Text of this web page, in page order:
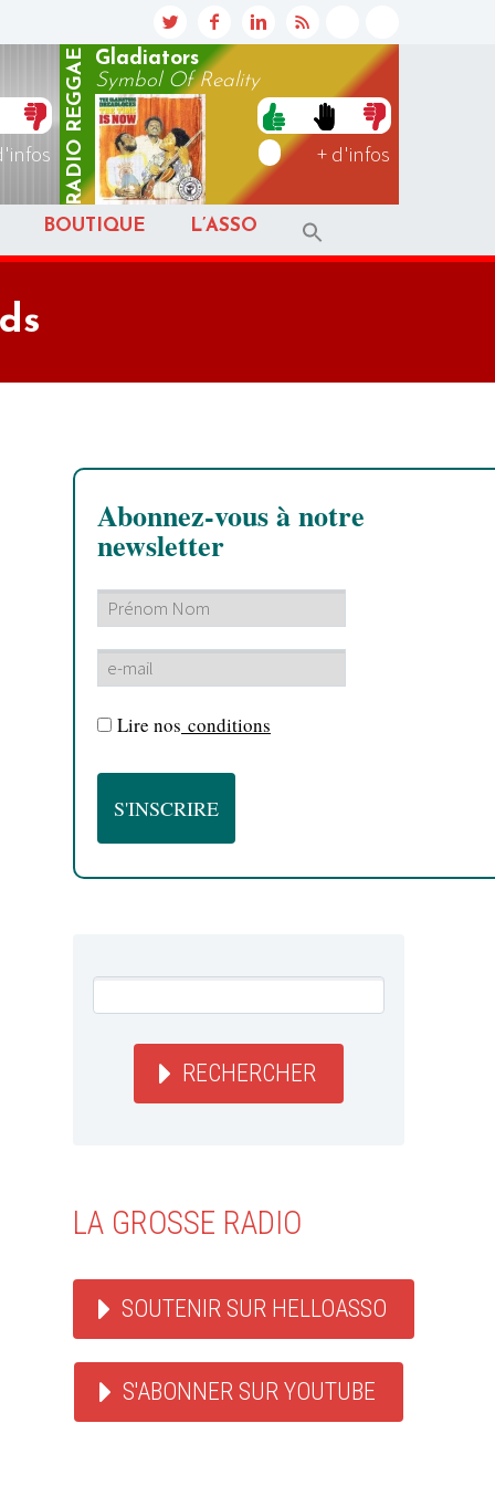
RADIO
REGGAE
Gladiators
Symbol Of Reality
+ d'infos
BOUTIQUE L’ASSO
Abonnez-vous à notre
newsletter
Lire nos conditions
RECHERCHER
LA GROSSE RADIO
SOUTENIR SUR HELLOASSO
S'ABONNER SUR YOUTUBE